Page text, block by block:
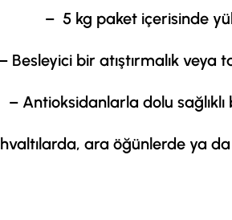
– 5 kg paket içerisinde
Besleyici bir atıştırmalık
– Antioksidanlarla dolu
ara öğünlerde ya